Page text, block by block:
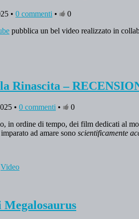
• 0 commenti •
0
pubblica un bel video realizzato in
Rinascita –
• 0 commenti •
0
in ordine di tempo, dei film dedicati al
ad amare sono scientificamente
Video
Megalosaurus